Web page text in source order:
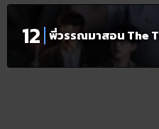
พี่วรรณมาสอน The